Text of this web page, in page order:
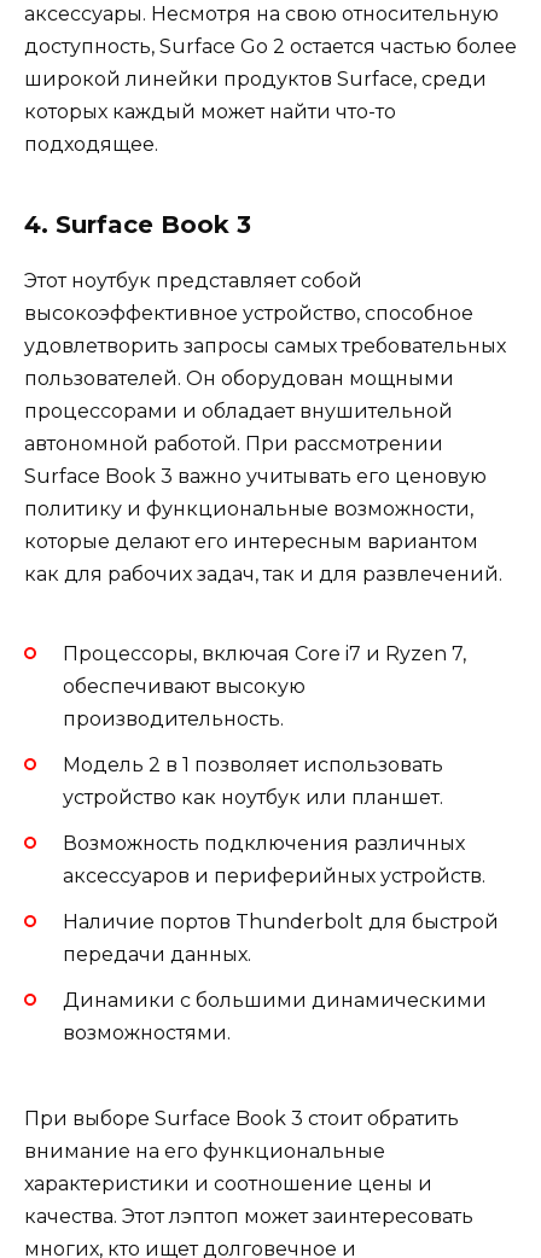
аксессуары. Несмотря на свою относительную
доступность, Surface Go 2 остается частью более
широкой линейки продуктов Surface, среди
которых каждый может найти что-то
подходящее.
4. Surface Book 3
Этот ноутбук представляет собой
высокоэффективное устройство, способное
удовлетворить запросы самых требовательных
пользователей. Он оборудован мощными
процессорами и обладает внушительной
автономной работой. При рассмотрении
Surface Book 3 важно учитывать его ценовую
политику и функциональные возможности,
которые делают его интересным вариантом
как для рабочих задач, так и для развлечений.
Процессоры, включая Core i7 и Ryzen 7,
обеспечивают высокую
производительность.
Модель 2 в 1 позволяет использовать
устройство как ноутбук или планшет.
Возможность подключения различных
аксессуаров и периферийных устройств.
Наличие портов Thunderbolt для быстрой
передачи данных.
Динамики с большими динамическими
возможностями.
При выборе Surface Book 3 стоит обратить
внимание на его функциональные
характеристики и соотношение цены и
качества. Этот лэптоп может заинтересовать
многих, кто ищет долговечное и